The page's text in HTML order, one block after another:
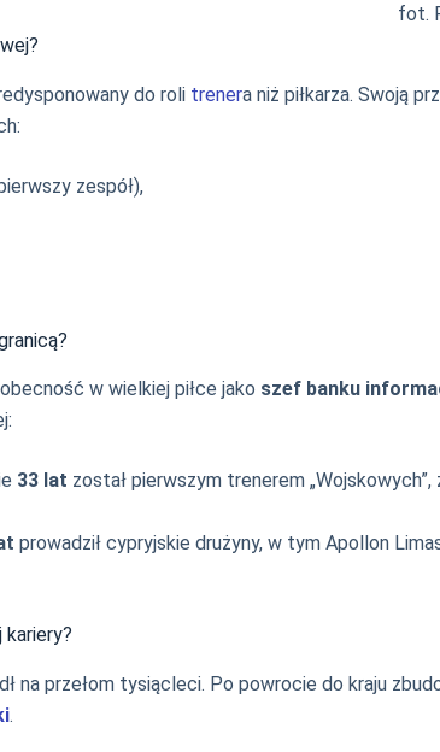
fot.
do roli trenera niż piłkarza. Swoją
zespół),
w wielkiej piłce jako szef banku
33 lat został pierwszym trenerem „Wojskowych”,
prowadził cypryjskie drużyny, w tym Apollon
kariery?
na przełom tysiącleci. Po powrocie do kraju
.